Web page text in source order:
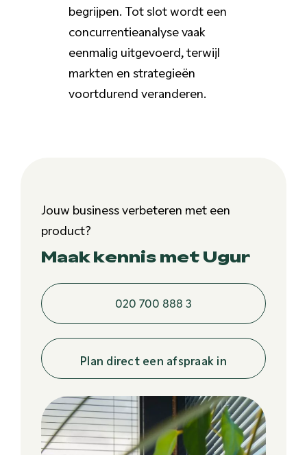
begrijpen. Tot slot wordt een
concurrentieanalyse vaak
eenmalig uitgevoerd, terwijl
markten en strategieën
voortdurend veranderen.
Jouw business verbeteren met een
product?
Maak kennis met Ugur
020 700 888 3
Plan direct een afspraak in